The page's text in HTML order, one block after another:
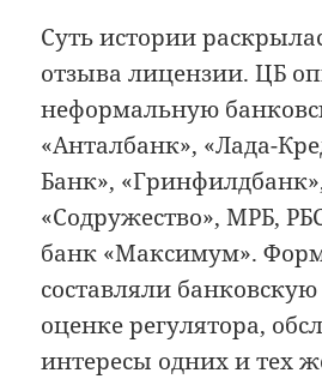
Суть истории
отзыва лицензии. ЦБ
неформальную
«Анталбанк», «Лада-
Банк»,
«Содружество», МРБ,
банк «Максимум».
составляли
оценке регулятора,
интересы одних и тех